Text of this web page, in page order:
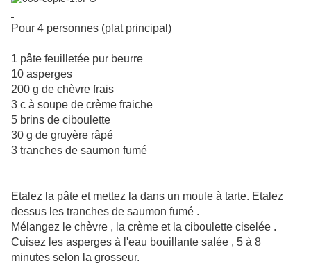
Pour 4 personnes (plat principal)
1 pâte feuilletée pur beurre
10 asperges
200 g de chèvre frais
3 c à soupe de crème fraiche
5 brins de ciboulette
30 g de gruyère râpé
3 tranches de saumon fumé
Etalez la pâte et mettez la dans un moule à tarte. Etalez
dessus les tranches de saumon fumé .
Mélangez le chèvre , la crème et la ciboulette ciselée .
Cuisez les asperges à l'eau bouillante salée , 5 à 8
minutes selon la grosseur.